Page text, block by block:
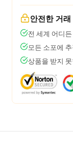
안전한 거래
전 세계 어디
모든 소포에
상품을 받지